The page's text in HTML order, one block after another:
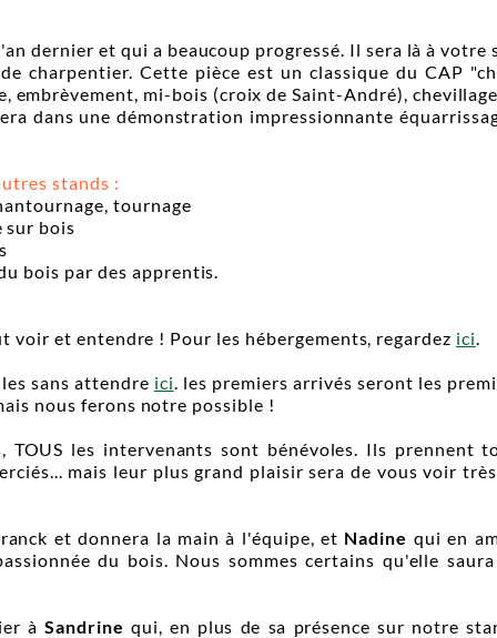
dernier et qui a beaucoup progressé. Il sera là à votre
charpentier. Cette pièce est un classique du CAP
embrèvement, mi-bois (croix de Saint-André),
dans une démonstration impressionnante
stands :
tournage
sur bois
bois par des apprentis.
voir et entendre ! Pour les hébergements, regardez ici.
sans attendre ici. les premiers arrivés seront les
nous ferons notre possible !
TOUS les intervenants sont bénévoles. Ils prennent
mais leur plus grand plaisir sera de vous voir
et donnera la main à l'équipe, et Nadine qui en
du bois. Nous sommes certains qu'elle
à Sandrine qui, en plus de sa présence sur notre